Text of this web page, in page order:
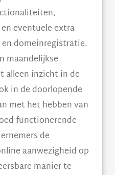
eventuele extra
domeinregistratie.
maandelijkse
alleen inzicht in de
in de doorlopende
met het hebben van
functionerende
de
aanwezigheid op
manier te